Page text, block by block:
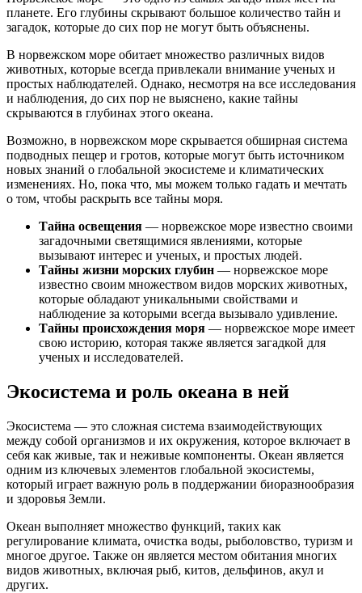
планете. Его глубины скрывают большое количество тайн и
загадок, которые до сих пор не могут быть объяснены.
В норвежском море обитает множество различных видов
животных, которые всегда привлекали внимание ученых и
простых наблюдателей. Однако, несмотря на все исследования
и наблюдения, до сих пор не выяснено, какие тайны
скрываются в глубинах этого океана.
Возможно, в норвежском море скрывается обширная система
подводных пещер и гротов, которые могут быть источником
новых знаний о глобальной экосистеме и климатических
изменениях. Но, пока что, мы можем только гадать и мечтать
о том, чтобы раскрыть все тайны моря.
Тайна освещения — норвежское море известно своими
загадочными светящимися явлениями, которые
вызывают интерес и ученых, и простых людей.
Тайны жизни морских глубин — норвежское море
известно своим множеством видов морских животных,
которые обладают уникальными свойствами и
наблюдение за которыми всегда вызывало удивление.
Тайны происхождения моря — норвежское море имеет
свою историю, которая также является загадкой для
ученых и исследователей.
Экосистема и роль океана в ней
Экосистема — это сложная система взаимодействующих
между собой организмов и их окружения, которое включает в
себя как живые, так и неживые компоненты. Океан является
одним из ключевых элементов глобальной экосистемы,
который играет важную роль в поддержании биоразнообразия
и здоровья Земли.
Океан выполняет множество функций, таких как
регулирование климата, очистка воды, рыболовство, туризм и
многое другое. Также он является местом обитания многих
видов животных, включая рыб, китов, дельфинов, акул и
других.